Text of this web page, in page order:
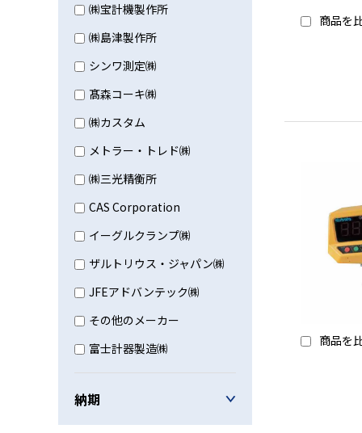
㈱宝計機製作所
㈱島津製作所
シンワ測定㈱
髙森コーキ㈱
㈱カスタム
メトラー・トレド㈱
㈱三光精衡所
CAS Corporation
イーグルクランプ㈱
ザルトリウス・ジャパン㈱
JFEアドバンテック㈱
その他のメーカー
富士計器製造㈱
納期
商品を
商品を